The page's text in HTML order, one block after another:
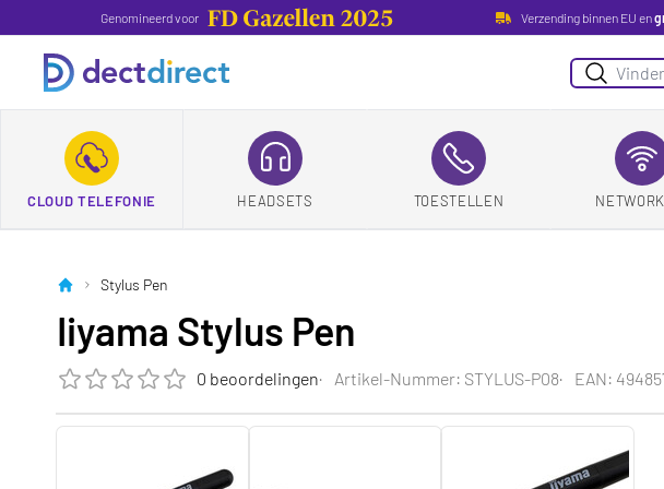
Genomineerd voor Verzending binnen EU en
Suchen
CLOUD TELEFONIE HEADSETS TOESTELLEN
Stylus Pen
Iiyama Stylus Pen
Die Bewertung dieses Produkts ist0.0von 5
0 beoordelingen Artikel-Nummer: STYLUS-P08 EAN: